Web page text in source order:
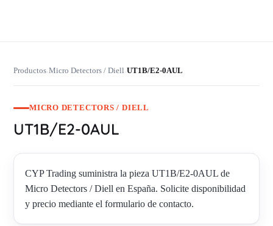
Productos›Micro Detectors / Diell›UT1B/E2-0AUL
MICRO DETECTORS / DIELL
UT1B/E2-0AUL
CYP Trading suministra la pieza UT1B/E2-0AUL de
Micro Detectors / Diell en España. Solicite disponibilidad
y precio mediante el formulario de contacto.